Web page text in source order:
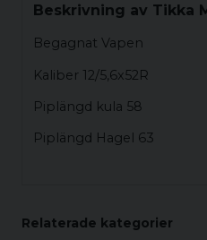
Beskrivning av Tikka
Begagnat Vapen
Kaliber 12/5,6x52R
Piplängd kula 58
Piplängd Hagel 63
Relaterade kategorier